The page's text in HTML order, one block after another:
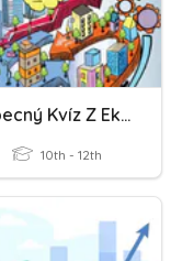
Všeobecný Kvíz Z Ekonomiky A Ekonómie
10th - 12th